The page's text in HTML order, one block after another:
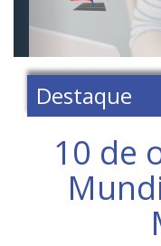
Destaque
10 de